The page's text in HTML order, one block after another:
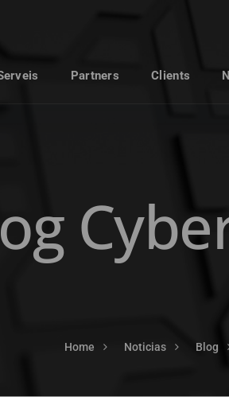
Partners Clients
Home Noticias Blog